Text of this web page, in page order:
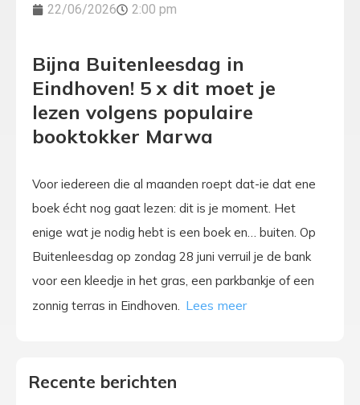
22/06/2026 2:00 pm
Bijna Buitenleesdag in
Eindhoven! 5 x dit moet je
lezen volgens populaire
booktokker Marwa
Voor iedereen die al maanden roept dat-ie dat ene
boek écht nog gaat lezen: dit is je moment. Het
enige wat je nodig hebt is een boek en… buiten. Op
Buitenleesdag op zondag 28 juni verruil je de bank
voor een kleedje in het gras, een parkbankje of een
zonnig terras in Eindhoven.
Recente berichten